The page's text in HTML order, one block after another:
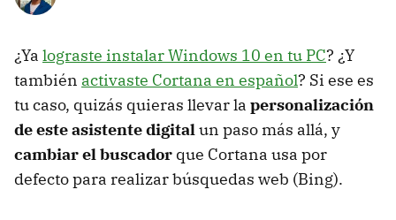
¿Ya lograste instalar Windows 10 en tu PC? ¿Y
también activaste Cortana en español? Si ese es
tu caso, quizás quieras llevar la personalización
de este asistente digitalun paso más allá, y
cambiar el buscador que Cortana usa por
defecto para realizar búsquedas web (Bing).